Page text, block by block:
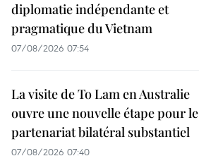
diplomatie indépendante et
pragmatique du Vietnam
07/08/2026 07:54
La visite de To Lam en Australie
ouvre une nouvelle étape pour le
partenariat bilatéral substantiel
07/08/2026 07:40